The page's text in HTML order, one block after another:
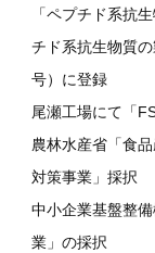
「ペプチド系抗
チド系抗生物質
号）に登録
尾瀬工場にて「
農林水産省「食
対策事業」採択
中小企業基盤整
業」の採択